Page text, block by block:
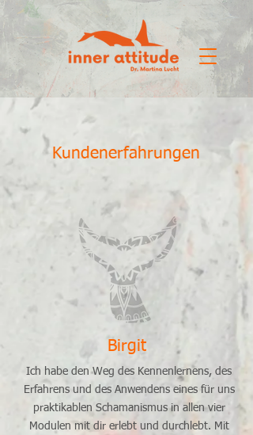
Kundenerfahrungen
Birgit
Ich habe den Weg des Kennenlernens, des
Erfahrens und des Anwendens eines für uns
praktikablen Schamanismus in allen vier
Modulen mit dir erlebt und durchlebt. Mit